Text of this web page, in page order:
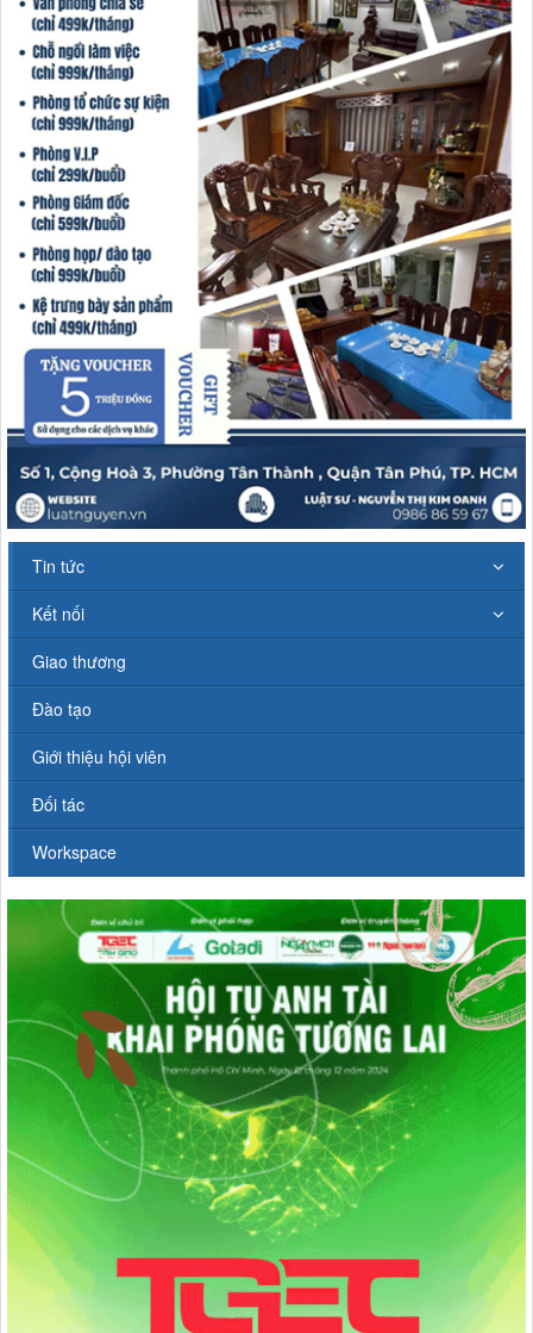
Tin tức
Kết nối
Giao thương
Đào tạo
Giới thiệu hội viên
Đối tác
Workspace